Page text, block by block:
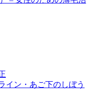
イン・あご下のしぼう